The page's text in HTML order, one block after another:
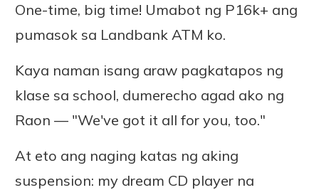
One-time, big time! Umabot ng P16k+ ang
pumasok sa Landbank ATM ko.
Kaya naman isang araw pagkatapos ng
klase sa school, dumerecho agad ako ng
Raon — "We've got it all for you, too."
At eto ang naging katas ng aking
suspension: my dream CD player na